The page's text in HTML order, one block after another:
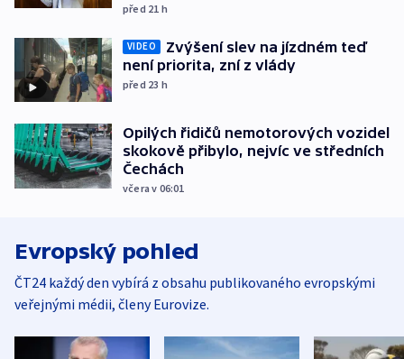
před 21 h
VIDEO
Zvýšení slev na jízdném teď
není priorita, zní z vlády
před 23 h
Opilých řidičů nemotorových vozidel
skokově přibylo, nejvíc ve středních
Čechách
včera v 06:01
Evropský pohled
ČT24 každý den vybírá z obsahu publikovaného evropskými
veřejnými médii, členy Eurovize.